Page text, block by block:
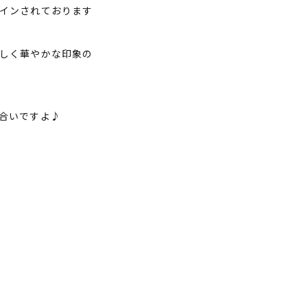
ンされております
く華やかな印象の
いですよ♪